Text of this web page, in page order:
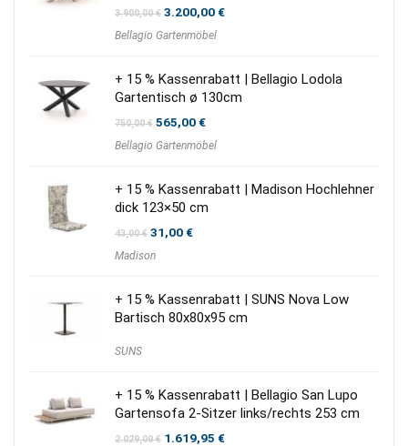
3.900,00€ Ursprünglicher
war:
3.200,00€Aktueller
Bellagio Gartenmöbel
+ 15 % Kassenrabatt | Bellagio Lodola
Gartentisch ø 130cm
750,00€ Ursprünglicher
war:
565,00€Aktueller
ist:
Bellagio Gartenmöbel
+ 15 % Kassenrabatt | Madison Hochlehner
dick 123×50 cm
43,00€ Ursprünglicher
war:
31,00€Aktueller
Madison
+ 15 % Kassenrabatt | SUNS Nova Low
Bartisch 80x80x95 cm
SUNS
+ 15 % Kassenrabatt | Bellagio San Lupo
Gartensofa 2-Sitzer links/rechts 253 cm
2.029,00€ Ursprünglicher
1.619,95 €Aktueller